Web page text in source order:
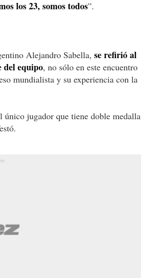
los 23, somos todos”.
Alejandro Sabella, se refirió al
del equipo, no sólo en este encuentro
mundialista y su experiencia con la
único jugador que tiene doble medalla